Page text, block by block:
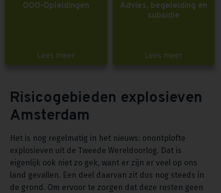
OOO-Opleidingen
Lees meer
Advies, begeleiding en
subsidie
Lees meer
Risicogebieden explosieven
Amsterdam
Het is nog regelmatig in het nieuws: onontplofte
explosieven uit de Tweede Wereldoorlog. Dat is
eigenlijk ook niet zo gek, want er zijn er veel op ons
land gevallen. Een deel daarvan zit dus nog steeds in
de grond. Om ervoor te zorgen dat deze resten geen